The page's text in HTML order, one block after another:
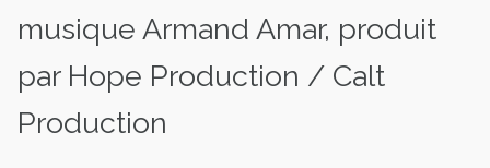
musique Armand Amar, produit
par Hope Production / Calt
Production